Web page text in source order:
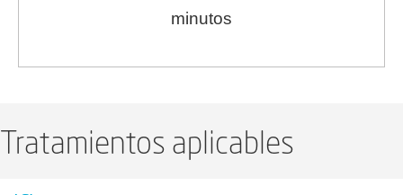
minutos
Tratamientos aplicables